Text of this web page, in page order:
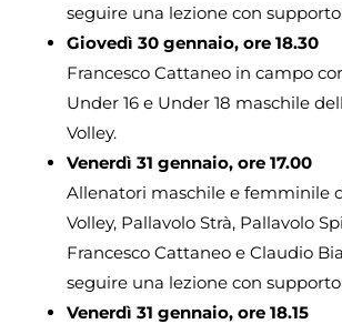
seguire una lezione con
Giovedì 30 gennaio, ore 18.30
Francesco Cattaneo in campo
Under 16 e Under 18 maschile
Volley.
Venerdì 31 gennaio, ore 17.00
Allenatori maschile e femminile
Volley, Pallavolo Strà, Pallavolo
Francesco Cattaneo e Claudio
seguire una lezione con
Venerdì 31 gennaio, ore 18.15